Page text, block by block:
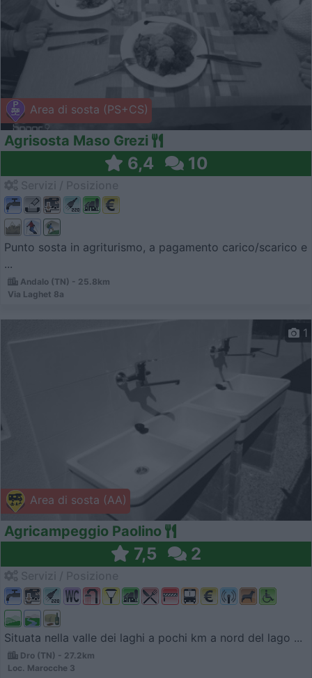
Area di sosta (PS+CS)
Agrisosta Maso Grezi
6,4 10
Punto sosta in agriturismo, a pagamento carico/scarico e
...
Andalo (TN) - 25.8km
Via Laghet 8a
Area di sosta (AA)
1
Agricampeggio Paolino
7,5 2
Situata nella valle dei laghi a pochi km a nord del lago ...
Dro (TN) - 27.2km
Loc. Marocche 3